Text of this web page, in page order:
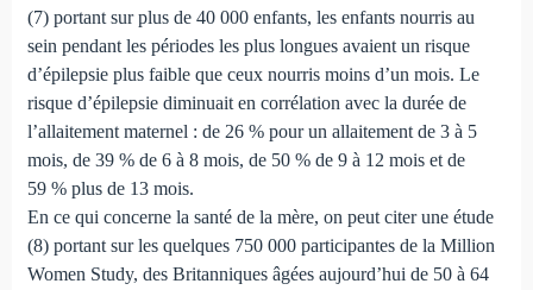
(7) portant sur plus de 40 000 enfants, les enfants nourris au
sein pendant les périodes les plus longues avaient un risque
d’épilepsie plus faible que ceux nourris moins d’un mois. Le
risque d’épilepsie diminuait en corrélation avec la durée de
l’allaitement maternel : de 26 % pour un allaitement de 3 à 5
mois, de 39 % de 6 à 8 mois, de 50 % de 9 à 12 mois et de
59 % plus de 13 mois.
En ce qui concerne la santé de la mère, on peut citer une étude
(8) portant sur les quelques 750 000 participantes de la Million
Women Study, des Britanniques âgées aujourd’hui de 50 à 64